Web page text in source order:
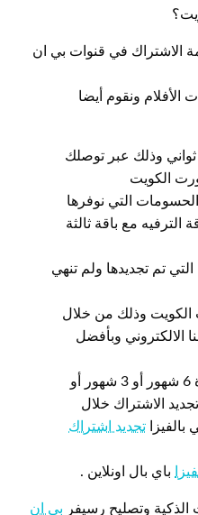
الاشتراك في قنوات بي ان
الأفلام ونقوم أيضا
ثواني وذلك عبر توصلك
الكويت
التي نوفرها
الترفيه مع باقة ثالثة
التي تم تجديدها ولم تنهي
الكويت وذلك من خلال
الالكتروني وبأفضل
لمدة 6 شهور أو 3 شهور أو
الاشتراك خلال
تجديد اشتراك
باي بال اونلاين .
وتصليح رسيفر بي ان